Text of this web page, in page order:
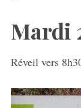
Mardi
Réveil vers